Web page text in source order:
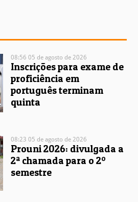
08:56 05 de agosto de 2026
Inscrições para exame de
proficiência em
português terminam
quinta
08:23 05 de agosto de 2026
Prouni 2026: divulgada a
2ª chamada para o 2º
semestre